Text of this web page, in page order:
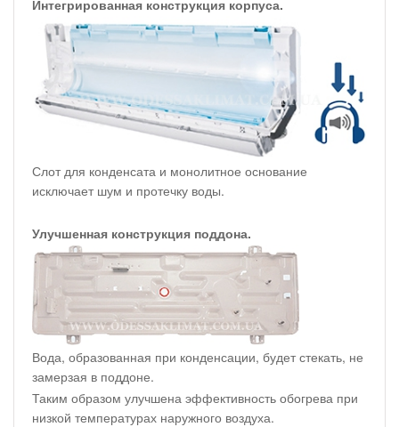
Интегрированная конструкция корпуса.
Слот для конденсата и монолитное основание
исключает шум и протечку воды.
Улучшенная конструкция поддона.
Вода, образованная при конденсации, будет стекать, не
замерзая в поддоне.
Таким образом улучшена эффективность обогрева при
низкой температурах наружного воздуха.